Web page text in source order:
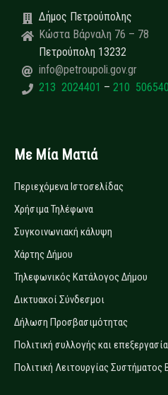
Δήμος Πετρούπολης
Κώστα Βάρναλη 76 – 78
Πετρούπολη 13232
info@petroupoli.gov.gr
213 2024401 – 210
Με Μία Ματιά
Περιεχόμενα Ιστοσελίδας
Χρήσιμα Τηλέφωνα
Συγκοινωνιακή κάλυψη
Χάρτης Δήμου
Τηλεφωνικός Κατάλογος Δήμου
Δικτυακοί Σύνδεσμοι
Δήλωση Προσβασιμότητας
Πολιτική συλλογής και
Πολιτική Λειτουργίας Συστήματος